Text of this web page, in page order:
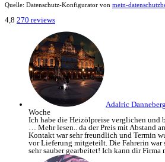
Quelle: Datenschutz-Konfigurator von mein-
4,8 270 reviews
Adalric Danneberg
Woche
Ich habe die Heizölpreise verglichen und
… Mehr lesen..
da der Preis mit Abstand
Kontakt war sehr freundlich und Termin
vor Lieferung mitgeteilt. Die Fahrerin
sehr sauber gearbeitet! Ich kann dir Firma